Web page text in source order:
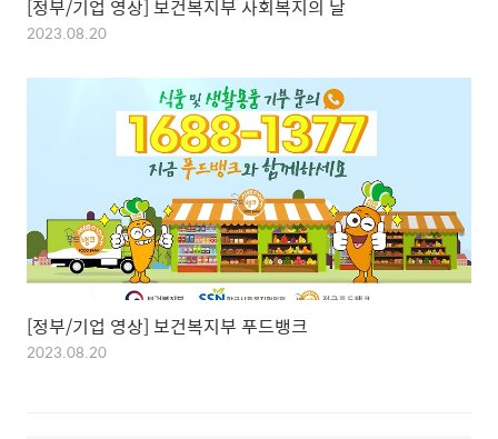
[정부/기업 영상] 보건복지부 사회복지의 날
2023.08.20
[정부/기업 영상] 보건복지부 푸드뱅크
2023.08.20